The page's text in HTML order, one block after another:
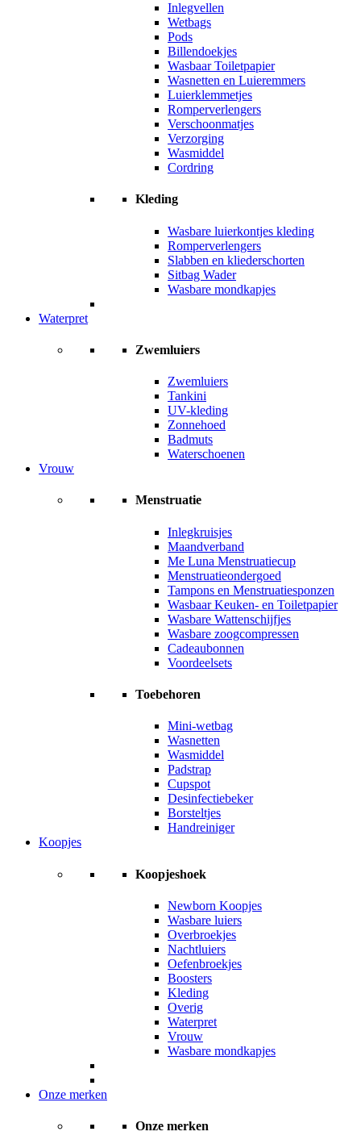
Inlegvellen
Wetbags
Pods
Billendoekjes
Wasbaar Toiletpapier
Wasnetten en Luieremmers
Luierklemmetjes
Romperverlengers
Verschoonmatjes
Verzorging
Wasmiddel
Cordring
Kleding
Wasbare luierkontjes kleding
Romperverlengers
Slabben en kliederschorten
Sitbag Wader
Wasbare mondkapjes
Waterpret
Zwemluiers
Zwemluiers
Tankini
UV-kleding
Zonnehoed
Badmuts
Waterschoenen
Vrouw
Menstruatie
Inlegkruisjes
Maandverband
Me Luna Menstruatiecup
Menstruatieondergoed
Tampons en Menstruatiesponzen
Wasbaar Keuken- en Toiletpapier
Wasbare Wattenschijfjes
Wasbare zoogcompressen
Cadeaubonnen
Voordeelsets
Toebehoren
Mini-wetbag
Wasnetten
Wasmiddel
Padstrap
Cupspot
Desinfectiebeker
Borsteltjes
Handreiniger
Koopjes
Koopjeshoek
Newborn Koopjes
Wasbare luiers
Overbroekjes
Nachtluiers
Oefenbroekjes
Boosters
Kleding
Overig
Waterpret
Vrouw
Wasbare mondkapjes
Onze merken
Onze merken